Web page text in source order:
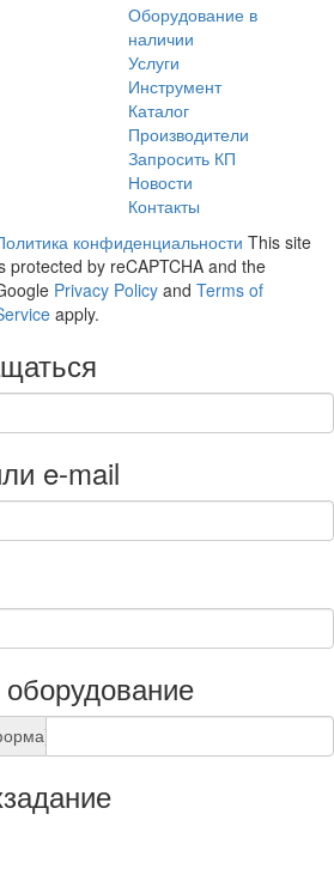
Оборудование в
наличии
Услуги
Инструмент
Каталог
Производители
Запросить КП
Новости
Контакты
конфиденциальности This site
protected by reCAPTCHA and the
Privacy Policy andTerms of
apply.
e-mail